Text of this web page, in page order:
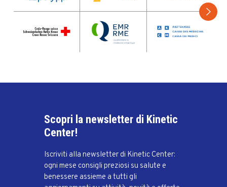
Scopri la newsletter di Kinetic
Center!
Iscriviti alla newsletter di Kinetic Center:
ogni mese consigli preziosi su salute e
benessere assieme a tutti gli